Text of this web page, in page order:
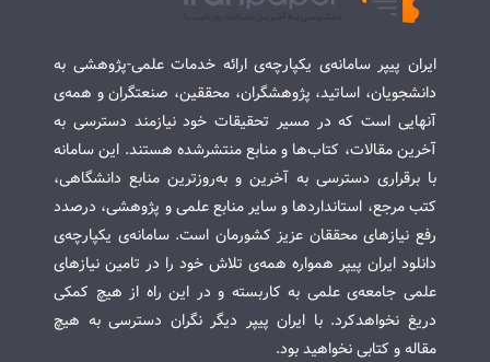
ایران پیپر سامانه‌ی یکپارچه‌ی ارائه خدمات علمی-پژوهشی به
دانشجویان، اساتید، پژوهشگران، محققین، صنعتگران و همه‌ی
آنهایی است که در مسیر تحقیقات خود نیازمند دسترسی به
آخرین مقالات، کتاب‌ها و منابع منتشرشده هستند. این سامانه
با برقراری دسترسی به آخرین و به‌روزترین منابع دانشگاهی،
کتب مرجع، استانداردها و سایر منابع علمی و پژوهشی، درصدد
رفع نیازهای محققان عزیز کشورمان است. سامانه‌ی یکپارچه‌ی
دانلود ایران پیپر همواره همه‌ی تلاش خود را در تامین نیازهای
علمی جامعه‌ی علمی به کاربسته و در این راه از هیچ کمکی
دریغ نخواهدکرد. با ایران پیپر دیگر نگران دسترسی به هیچ
مقاله و کتابی نخواهید بود.